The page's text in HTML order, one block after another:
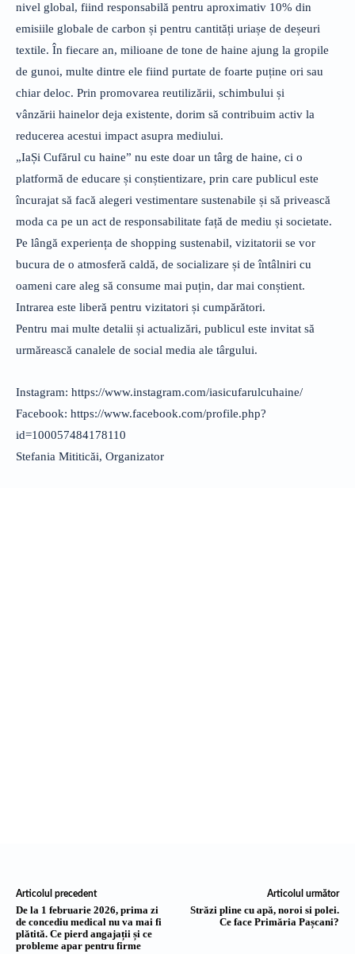
nivel global, fiind responsabilă pentru aproximativ 10% din
emisiile globale de carbon și pentru cantități uriașe de deșeuri
textile. În fiecare an, milioane de tone de haine ajung la gropile
de gunoi, multe dintre ele fiind purtate de foarte puține ori sau
chiar deloc. Prin promovarea reutilizării, schimbului și
vânzării hainelor deja existente, dorim să contribuim activ la
reducerea acestui impact asupra mediului.
„IaȘi Cufărul cu haine” nu este doar un târg de haine, ci o
platformă de educare și conștientizare, prin care publicul este
încurajat să facă alegeri vestimentare sustenabile și să privească
moda ca pe un act de responsabilitate față de mediu și societate.
Pe lângă experiența de shopping sustenabil, vizitatorii se vor
bucura de o atmosferă caldă, de socializare și de întâlniri cu
oameni care aleg să consume mai puțin, dar mai conștient.
Intrarea este liberă pentru vizitatori și cumpărători.
Pentru mai multe detalii și actualizări, publicul este invitat să
urmărească canalele de social media ale târgului.
Instagram: https://www.instagram.com/iasicufarulcuhaine/
Facebook: https://www.facebook.com/profile.php?
id=100057484178110
Stefania Mititicăi, Organizator
Articolul precedent
De la 1 februarie 2026, prima zi
de concediu medical nu va mai fi
plătită. Ce pierd angajații și ce
probleme apar pentru firme
Articolul următor
Străzi pline cu apă, noroi si polei.
Ce face Primăria Pașcani?